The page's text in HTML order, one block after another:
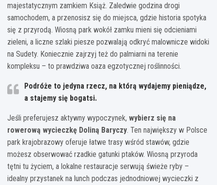
majestatycznym zamkiem Książ. Zaledwie godzina drogi
samochodem, a przenosisz się do miejsca, gdzie historia spotyka
się z przyrodą. Wiosną park wokół zamku mieni się odcieniami
zieleni, a liczne szlaki piesze pozwalają odkryć malownicze widoki
na Sudety. Koniecznie zajrzyj też do palmiarni na terenie
kompleksu – to prawdziwa oaza egzotycznej roślinności.
Podróże to jedyna rzecz, na którą wydajemy pieniądze,
a stajemy się bogatsi.
Jeśli preferujesz aktywny wypoczynek, wybierz się na
rowerową wycieczkę Doliną Baryczy. Ten największy w Polsce
park krajobrazowy oferuje łatwe trasy wśród stawów, gdzie
możesz obserwować rzadkie gatunki ptaków. Wiosną przyroda
tętni tu życiem, a lokalne restauracje serwują świeże ryby –
idealny przystanek na lunch podczas jednodniowej wycieczki z